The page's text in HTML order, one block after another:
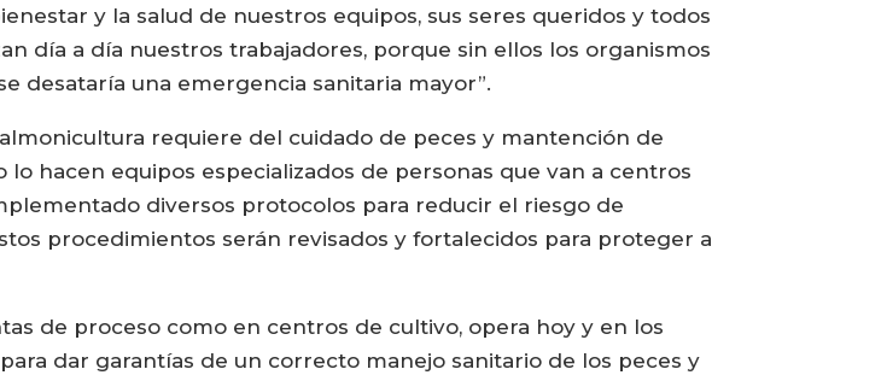
y la salud de nuestros equipos, sus seres queridos y todos
día a día nuestros trabajadores, porque sin ellos los organismos
desataría una emergencia sanitaria mayor”.
requiere del cuidado de peces y mantención de
hacen equipos especializados de personas que van a centros
diversos protocolos para reducir el riesgo de
procedimientos serán revisados y fortalecidos para proteger a
de proceso como en centros de cultivo, opera hoy y en los
dar garantías de un correcto manejo sanitario de los peces y